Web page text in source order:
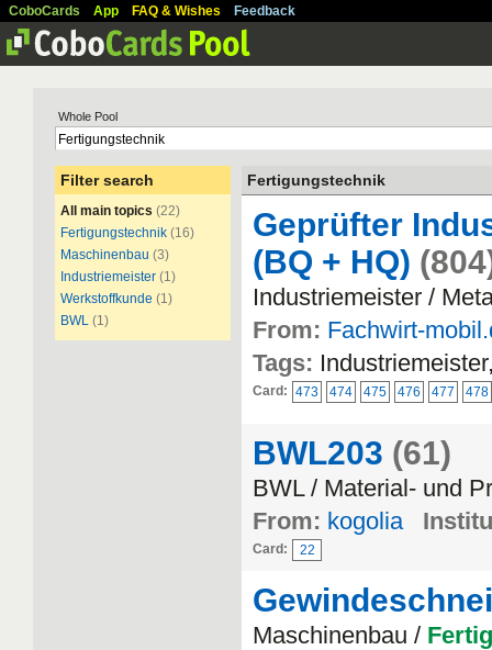
CoboCards App FAQ & Wishes Feedback
Whole Pool
Filter search
All main topics (22)
Fertigungstechnik (16)
Maschinenbau (3)
Industriemeister (1)
Werkstoffkunde (1)
BWL (1)
Fertigungstechnik
Geprüfter
(BQ + HQ)
Industriemeister /
From: Fachwirt-
Tags:
Card: 473 474 475 476 477 478
BWL203 (61)
BWL / Material- und
From: kogolia
Card: 22
Maschinenbau /